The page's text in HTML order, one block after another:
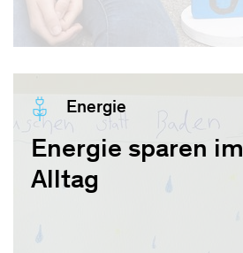
Energie
Energie sparen im
Alltag